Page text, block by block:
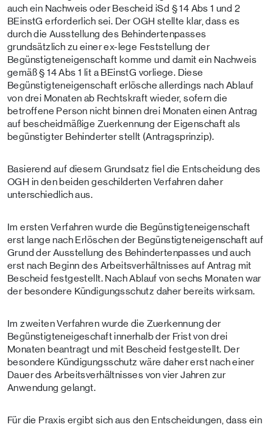
auch ein Nachweis oder Bescheid iSd § 14 Abs 1 und 2
BEinstG erforderlich sei. Der OGH stellte klar, dass es
durch die Ausstellung des Behindertenpasses
grundsätzlich zu einer ex-lege Feststellung der
Begünstigteneigenschaft komme und damit ein Nachweis
gemäß § 14 Abs 1 lit a BEinstG vorliege. Diese
Begünstigteneigenschaft erlösche allerdings nach Ablauf
von drei Monaten ab Rechtskraft wieder, sofern die
betroffene Person nicht binnen drei Monaten einen Antrag
auf bescheidmäßige Zuerkennung der Eigenschaft als
begünstigter Behinderter stellt (Antragsprinzip).
Basierend auf diesem Grundsatz fiel die Entscheidung des
OGH in den beiden geschilderten Verfahren daher
unterschiedlich aus.
Im ersten Verfahren wurde die Begünstigteneigenschaft
erst lange nach Erlöschen der Begünstigteneigenschaft auf
Grund der Ausstellung des Behindertenpasses und auch
erst nach Beginn des Arbeitsverhältnisses auf Antrag mit
Bescheid festgestellt. Nach Ablauf von sechs Monaten war
der besondere Kündigungsschutz daher bereits wirksam.
Im zweiten Verfahren wurde die Zuerkennung der
Begünstigteneigeschaft innerhalb der Frist von drei
Monaten beantragt und mit Bescheid festgestellt. Der
besondere Kündigungsschutz wäre daher erst nach einer
Dauer des Arbeitsverhältnisses von vier Jahren zur
Anwendung gelangt.
Für die Praxis ergibt sich aus den Entscheidungen, dass ein